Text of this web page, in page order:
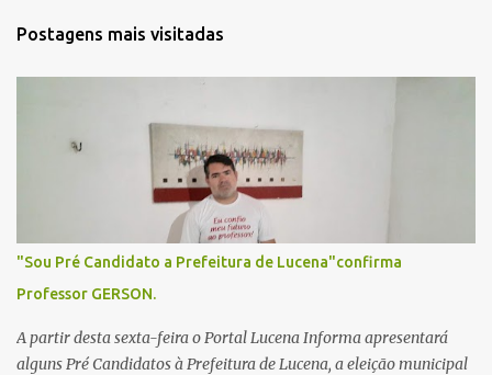
Postagens mais visitadas
"Sou Pré Candidato a Prefeitura de Lucena"confirma
Professor GERSON.
A partir desta sexta-feira o Portal Lucena Informa apresentará
alguns Pré Candidatos à Prefeitura de Lucena, a eleição municipal